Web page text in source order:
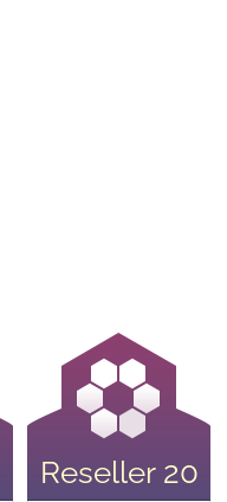
Reseller 20